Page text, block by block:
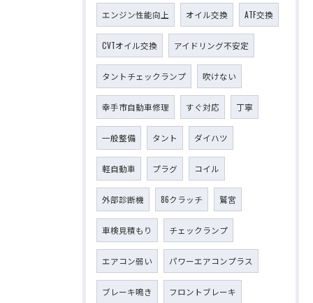
エンジン性能向上 オイル交換 ATF交換
CVTオイル交換 アイドリング不安定
タントチェックランプ 吹けない
幸手市自動車修理 すぐ対応 丁寧
一般整備 タント ダイハツ
軽自動車 プラグ コイル
外部診断機 86クラッチ 鷲宮
車検見積もり チェックランプ
エアコン弱い パワーエアコンプラス
ブレーキ鳴き フロントブレーキ